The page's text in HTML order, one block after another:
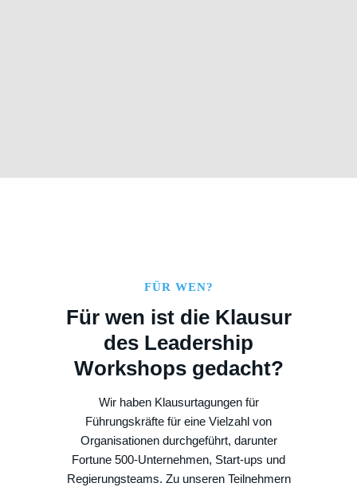
FÜR WEN?
Für wen ist die Klausur
des Leadership
Workshops gedacht?
Wir haben Klausurtagungen für
Führungskräfte für eine Vielzahl von
Organisationen durchgeführt, darunter
Fortune 500-Unternehmen, Start-ups und
Regierungsteams. Zu unseren Teilnehmern